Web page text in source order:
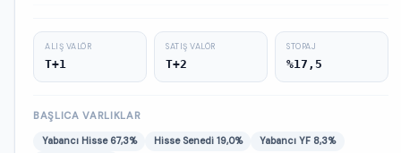
ALIŞ VALÖR
T+1
SATIŞ VALÖR
T+2
STOPAJ
%17,5
BAŞLICA VARLIKLAR
Yabancı Hisse 67,3% Hisse Senedi 19,0%
Yabancı YF 8,3%